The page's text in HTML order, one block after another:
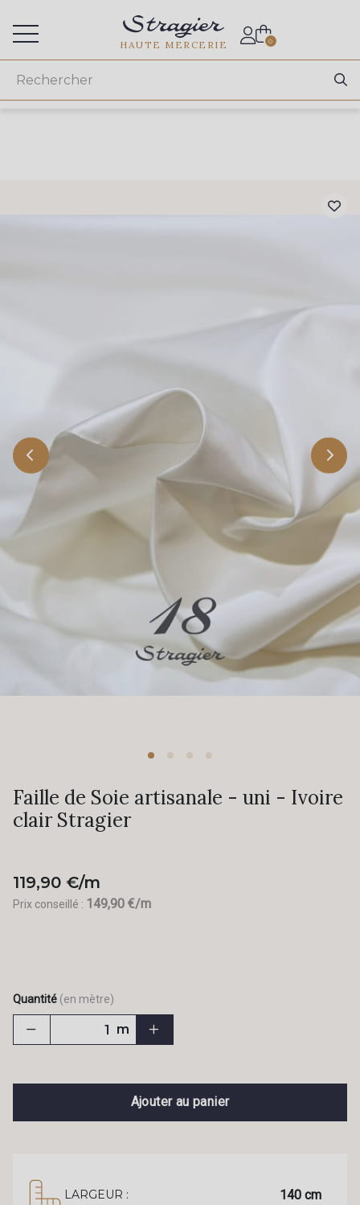
HAUTE MERCERIE 0
Faille de Soie artisanale - uni - Ivoire
clair Stragier
119,90 €/m
Prix conseillé : 149,90 €/m
Quantité (en mètre)
m
Ajouter au panier
LARGEUR : 140 cm